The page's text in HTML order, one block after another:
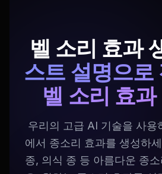
벨 소리 효과
스트 설명으로
벨 소리 효과
우리의 고급 AI 기술을 사용
에서 종소리 효과를 생성하
종, 의식 종 등 아름다운 종